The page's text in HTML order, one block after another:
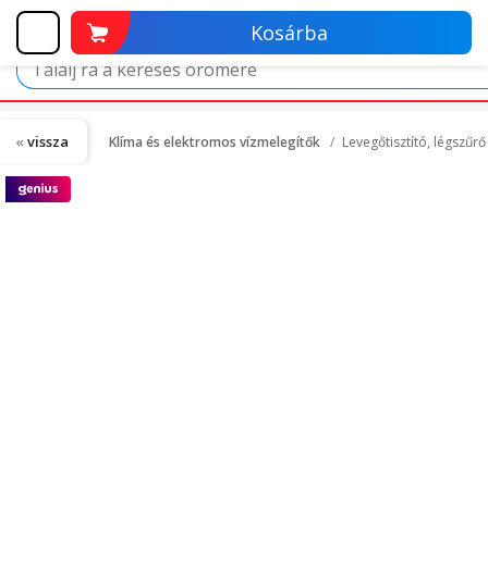
Kosárba
Klíma és elektromos vízmelegítők Levegőtisztító,
vissza